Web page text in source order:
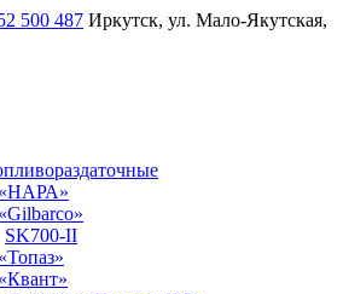
500 487 Иркутск, ул. Мало-Якутская,
SK700-II